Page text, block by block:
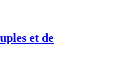
et de